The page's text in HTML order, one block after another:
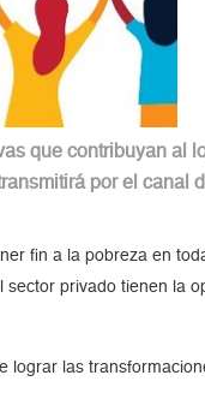
que contribuyan al
por el canal
fin a la pobreza en
privado tienen la
lograr las